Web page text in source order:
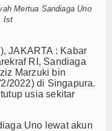
Pemindai Peti Kemas
Kelola
dan Perlindungan
Pangan
Mertua Sandiaga Uno
Ist
JAKARTA : Kabar
RI, Sandiaga
Marzuki bin
2022) di Singapura.
usia sekitar
Uno lewat akun